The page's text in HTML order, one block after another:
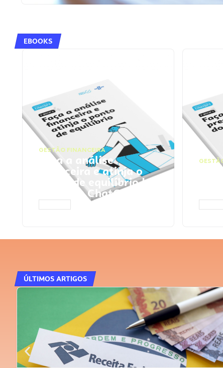
EBOOKS
GESTÃO FINANCEIRA
Faça a análise
financeira e atinja o
ponto de equilíbrio |
Prompts ChatGPT
ÚLTIMOS ARTIGOS